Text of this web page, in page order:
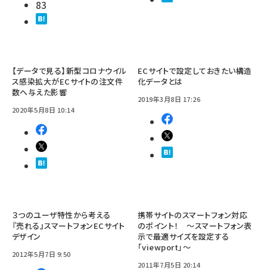
83
【データで見る】新型コロナウイル
ス感染拡大がECサイトの注文件
数へ与えた影響
2020年5月8日 10:14
ECサイトで設定しておきたい構造
化データとは
2019年3月8日 17:26
３つのユーザ特性から考える
『売れる』スマートフォンECサイト
デザイン
2012年5月7日 9:50
携帯サイトのスマートフォン対応
のポイント！ ～スマートフォン表
示で最適サイズを設定する
「viewport」～
2011年7月5日 20:14